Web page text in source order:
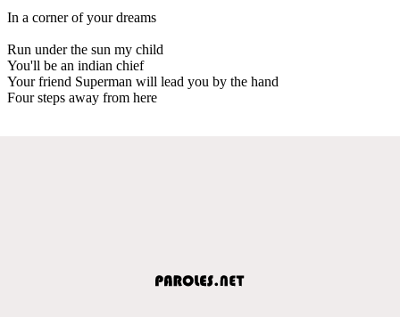
In a corner of your dreams
Run under the sun my child
You'll be an indian chief
Your friend Superman will lead you by the hand
Four steps away from here